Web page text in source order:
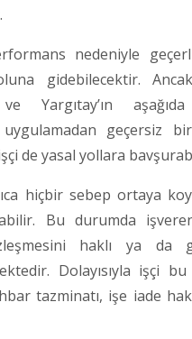
nedeniyle
gidebilecektir.
Yargıtay’ın
geçersiz
de yasal yollara
hiçbir sebep ortaya
Bu durumda
haklı ya da
Dolayısıyla işçi
tazminatı, işe iade